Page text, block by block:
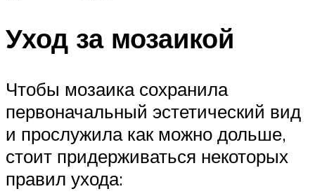
Уход за мозаикой
Чтобы мозаика сохранила
первоначальный эстетический вид
и прослужила как можно дольше,
стоит придерживаться некоторых
правил ухода: